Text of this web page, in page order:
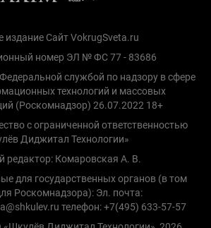
издание Сайт VokrugSveta.ru
номер ЭЛ № ФС 77 - 83686
службой по надзору в сфере
технологий и массовых
(Роскомнадзор) 26.07.2022 18+
с ограниченной ответственностью
Диджитал Технологии»
редактор: Комаровская А. В.
для государственных органов (в том
Роскомнадзора): Эл. почта:
телефон: +7(495) 633-57-57